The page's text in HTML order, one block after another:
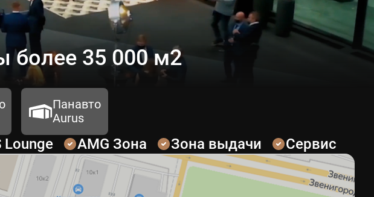
более 35 000 м2
Панавто
Aurus
Lounge AMG Зона Зона выдачи Сервис